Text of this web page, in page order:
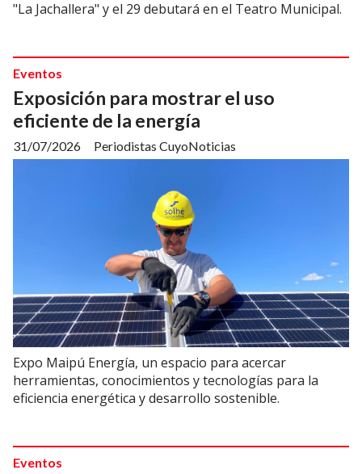
"La Jachallera" y el 29 debutará en el Teatro Municipal.
Exposición para mostrar el uso
eficiente de la energía
Periodistas CuyoNoticias
Eventos
31/07/2026
Expo Maipú Energía, un espacio para acercar
herramientas, conocimientos y tecnologías para la
eficiencia energética y desarrollo sostenible.
Eventos